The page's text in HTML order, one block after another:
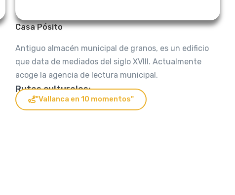
Casa Pósito
Antiguo almacén municipal de granos, es un edificio
que data de mediados del siglo XVIII. Actualmente
acoge la agencia de lectura municipal.
Rutas culturales:
"Vallanca en 10 momentos"